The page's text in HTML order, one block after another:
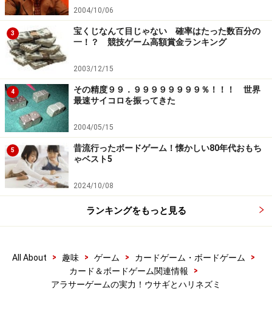
2004/10/06
3
宝くじなんて目じゃない 確率はたった数百分の
一！？ 競技ゲーム高額賞金ランキング
2003/12/15
4
その精度９９．９９９９９９９９％！！！ 世界
最速サイコロを振ってきた
2004/05/15
5
昔流行ったボードゲーム！懐かしい80年代おもち
ゃベスト5
2024/10/08
ランキングをもっと見る
All About > 趣味 > ゲーム > カードゲーム・ボードゲーム
>
カード＆ボードゲーム関連情報
>
アラサーゲームの実力！ウサギとハリネズミ